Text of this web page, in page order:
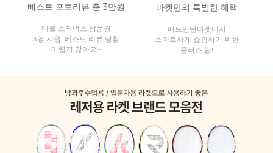
베스트 포토리뷰 총 3만원
매월 스타벅스 상품권
3명 지급! 베스트 리뷰 당첨
어렵지 않아요~
마켓만의 특별한 혜택
배드민턴마켓에서
스마트하게 쇼핑하기 위한
플러스 팁!